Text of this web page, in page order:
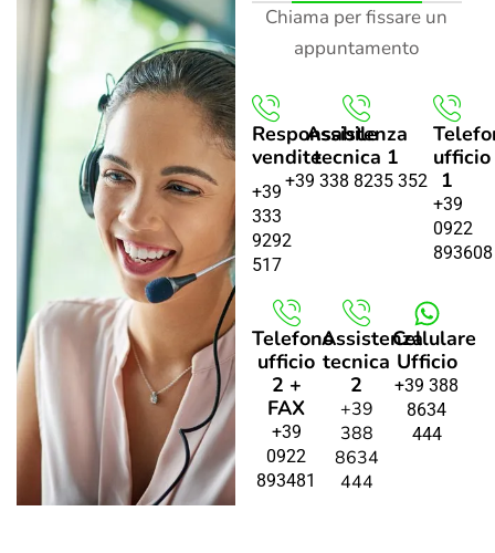
Chiama per fissare un
appuntamento
Responsabile
vendite
+39
333
9292
517
Assistenza
tecnica 1
+39 338 8235 352
ufficio
1
+39
0922
893608
Telefono
ufficio
2 +
FAX
+39
0922
893481
Assistenza
tecnica
2
+39
388
8634
444
Cellulare
Ufficio
+39 388
8634
444